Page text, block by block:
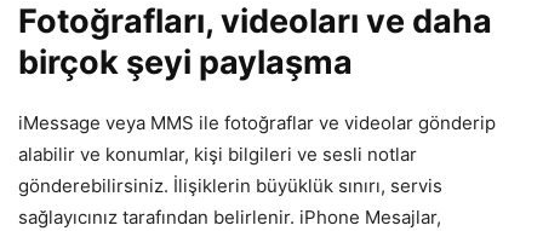
Fotoğrafları, videoları ve daha
birçok şeyi paylaşma
iMessage veya MMS ile fotoğraflar ve videolar gönderip
alabilir ve konumlar, kişi bilgileri ve sesli notlar
gönderebilirsiniz. İlişiklerin büyüklük sınırı, servis
sağlayıcınız tarafından belirlenir. iPhone Mesajlar,